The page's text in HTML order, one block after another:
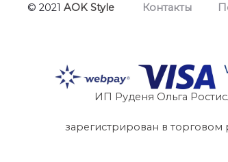
© 2021 AOK Style Контакты
ИП Руденя Ольга
зарегистрирован в торговом